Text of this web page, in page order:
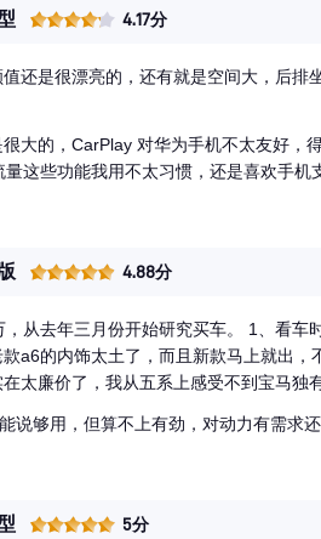
和新车合影，看着背景板上“欢迎加入
峰，陪我奔赴每一场期待已久的旅途
，活成自己喜欢的样子✨ #奔驰E300l #提车日记 #邢台奔驰 #女生提
#奔驰E级 #邢台庞大之星奔驰
4.17分
值还是很漂亮的，还有就是空间大，后
很大的，CarPlay 对华为手机不太友好
这些功能我用不太习惯，还是喜欢手机
4.88分
，从去年三月份开始研究买车。 1、看
a6的内饰太土了，而且新款马上就出
太廉价了，我从五系上感受不到宝马
内就买了，直到一月底销售联系我，说
以也没和销售拉扯，十分钟就谈好价格
要了一个空气炸锅的赠品。还有一万
说够用，但算不上有劲，对动力有需求
5分